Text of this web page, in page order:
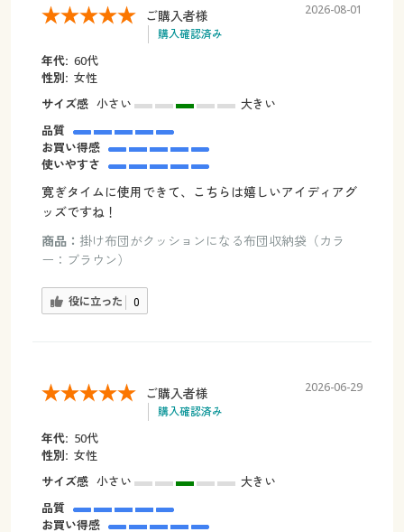
ご購入者様
購入確認済み
2026-08-01
年代: 60代
性別: 女性
サイズ感 小さい
大きい
品質
お買い得感
使いやすさ
寛ぎタイムに使用できて、こちらは嬉しいアイディアグ
ッズですね！
商品： 掛け布団がクッションになる布団収納袋（カラ
ー：ブラウン）
役に立った 0
ご購入者様
購入確認済み
2026-06-29
年代: 50代
性別: 女性
サイズ感 小さい
大きい
品質
お買い得感